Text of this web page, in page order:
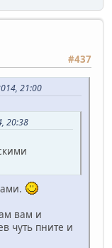
#437
21:00
20:38
вам и
чуть пните и